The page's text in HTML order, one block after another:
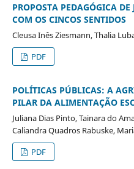
PROPOSTA PEDAGÓGICA
COM OS CINCOS SENTIDOS
Cleusa Inês Ziesmann, Thalia
PDF
POLÍTICAS PÚBLICAS: A
PILAR DA ALIMENTAÇÃO
Juliana Dias Pinto, Tainara do
Caliandra Quadros Rabuske,
PDF